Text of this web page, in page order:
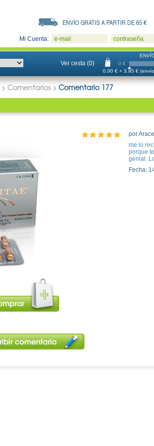
ENVÍO GRATIS A PARTIR DE 65 €
Mi Cuenta: e-mail contraseña
Ver cesta (0) 0 €
0.00 € + 3.95 €
> Comentarios > Comentario 177
por
me lo
porque
genial.
Fecha: